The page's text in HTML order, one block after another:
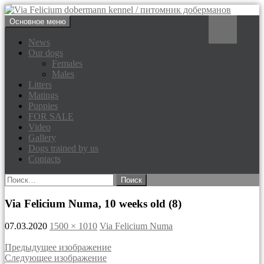
Via Felicium dobermann
kennel / питомник доберманов
Основное меню
к
News
Our dogs
Females
Males
Litters
Matings
Puppies
FOR SALE
Video
Gallery
Dogs trained by us
Contacts
Найти:
Via Felicium Numa, 10 weeks old (8)
07.03.2020 1500 × 1010 Via Felicium Numa
Предыдущее изображение
Следующее изображение